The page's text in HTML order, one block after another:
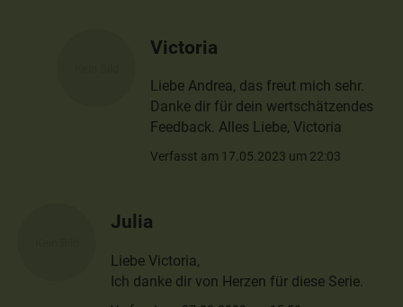
Victoria
Liebe Andrea, das freut mich sehr.
Danke dir für dein wertschätzendes
Feedback. Alles Liebe, Victoria
Verfasst am 17.05.2023 um 22:03
Julia
Liebe Victoria,
Ich danke dir von Herzen für diese Serie.